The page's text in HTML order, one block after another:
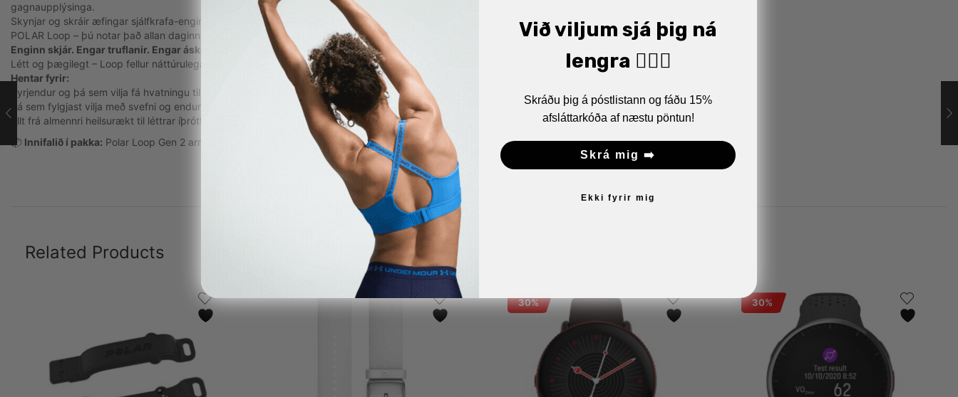
gagnaupplýsinga.
Skynjar og skráir æfingar sjálfkrafa-engin handvirk ræsing nauðsynleg. Vistar æfinguna og samstillist við Flow appið. Tryggir að engin æfing gleymist.
POLAR Loop – þú notar það allan daginn og skoðar stöðuna þegar þér hentar.
Enginn skjár. Engar truflanir. Engar áskriftir.
Létt og þægilegt – Loop fellur náttúrulega inn í daglega rútínu, heldur þér tengdri við heilsuna án þess að koma í veg fyrir neitt annað.
Hentar fyrir:
Byrjendur og þá sem vilja fá hvatningu til aukinnar daglegrar hreyfingar
Þá sem fylgjast vilja með svefni og endurheimt
Allt frá almennri heilsurækt til léttrar íþróttaæfinga
📦 Innifalið í pakka: Polar Loop Gen 2 armband, USB-C hleðslusnúra, leiðarvísir
Related Products
30% 30%
Við viljum sjá þig ná
lengra 🏋🏼‍♂️
Skráðu þig á póstlistann og fáðu 15%
afsláttarkóða af næstu pöntun!
Skrá mig ➡️
Ekki fyrir mig